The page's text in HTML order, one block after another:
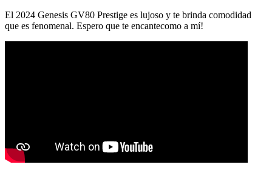
El 2024 Genesis GV80 Prestige es lujoso y te brinda comodidad
que es fenomenal. Espero que te encantecomo a mí!